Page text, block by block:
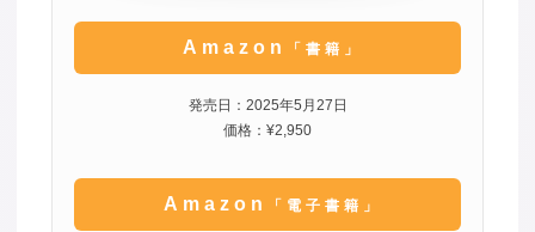
Amazon 「書籍」
発売日：2025年5月27日
価格：¥2,950
Amazon 「電子書籍」